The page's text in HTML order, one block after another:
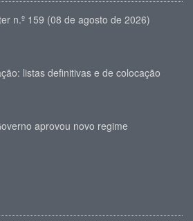
n.º 159 (08 de agosto de 2026)
listas definitivas e de colocação
aprovou novo regime